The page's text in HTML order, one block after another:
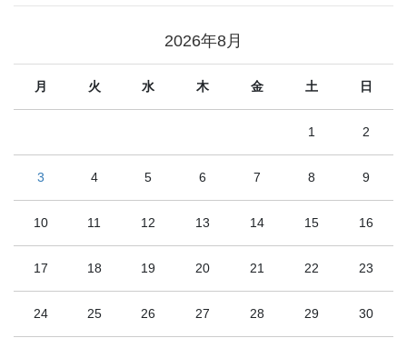
2026年8月
月 火 水 木 金 土 日
1 2
3 4 5 6 7 8 9
10 11 12 13 14 15 16
17 18 19 20 21 22 23
24 25 26 27 28 29 30